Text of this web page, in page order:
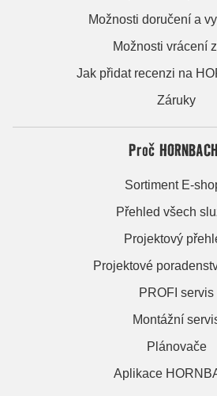
Možnosti doručení a
Možnosti vrácení
Jak přidat recenzi na
Záruky
Proč
Sortiment E-
Přehled všech
Projektový
Projektové
PROFI servis
Montážní
Plánovače
Aplikace